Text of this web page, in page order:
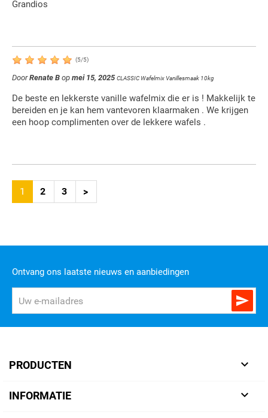
Grandios
(5/5)
DoorRenate B op mei 15, 2025 CLASSIC Wafelmix Vanillesmaak 10kg
De beste en lekkerste vanille wafelmix die er is ! Makkelijk te
bereiden en je kan hem vantevoren klaarmaken . We krijgen
een hoop complimenten over de lekkere wafels .
1 2 3 >
Ontvang ons laatste nieuws en aanbiedingen

PRODUCTEN 
INFORMATIE 